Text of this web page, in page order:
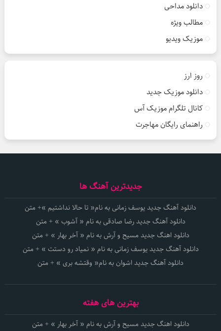
دانلود مداحی
مطالب ویژه
موزیک ویدیو
روز ارز
دانلود موزیک جدید
کانال تلگرام موزیک آس
راهنمای رایگان مهاجرت
جدیدترین آهنگ ها
دانلود آهنگ جدید یوسف زمانی به نام« تا حالا نداشتیم »+ متن
دانلود آهنگ جدید رضا صادقی به نام « آشوب » + متن
دانلود اهنگ جدید مسیح و آرش به نام « آخر بهار » + متن
دانلود آهنگ جدید یوسف زمانی به نام « نمیاد رو دستت » + متن
دانلود آهنگ جدید اشوان به نام« وقتشه بری » + متن
بهترین های هفته
دانلود اهنگ جدید مسیح و آرش به نام « آخر بهار » + متن